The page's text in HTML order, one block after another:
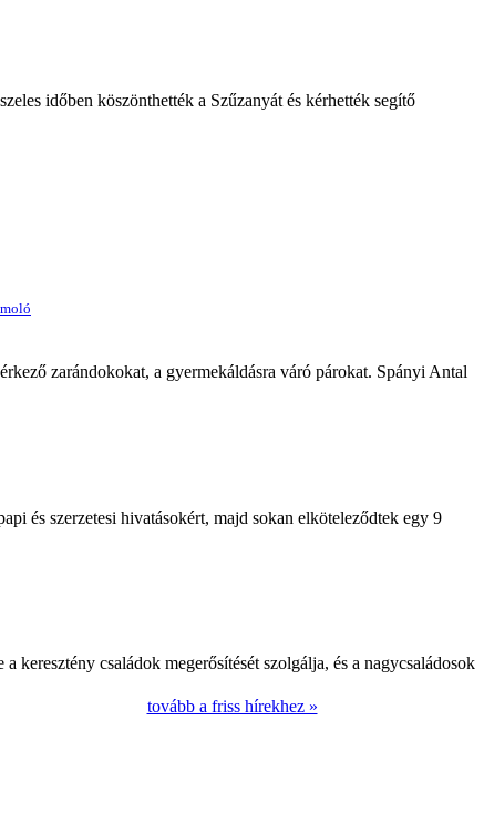
időben köszönthették a Szűzanyát és kérhették segítő
zarándokokat, a gyermekáldásra váró párokat. Spányi Antal
és szerzetesi hivatásokért, majd sokan elköteleződtek egy 9
keresztény családok megerősítését szolgálja, és a nagycsaládosok
tovább a friss hírekhez »